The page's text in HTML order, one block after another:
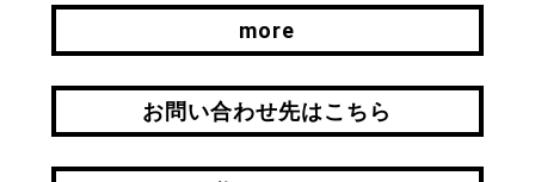
more
お問い合わせ先はこちら
お問い合わせ先はこちら
引継ぎはこちら